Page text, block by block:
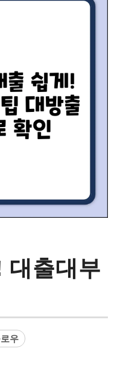
대출대부
우